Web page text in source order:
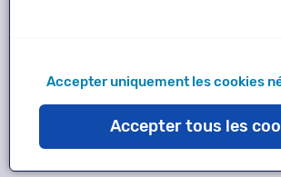
Accepter uniquement les cookies
Accepter tous les